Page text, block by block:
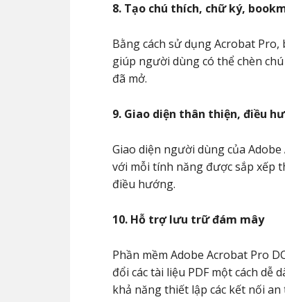
8. Tạo chú thích, chữ ký,
Bằng cách sử dụng Acrobat
giúp người dùng có thể chèn
đã mở.
9. Giao diện thân thiện, điều
Giao diện người dùng của
với mỗi tính năng được sắp xếp
điều hướng.
10. Hỗ trợ lưu trữ đám mây
Phần mềm Adobe Acrobat Pro
đổi các tài liệu PDF một cách
khả năng thiết lập các kết nối